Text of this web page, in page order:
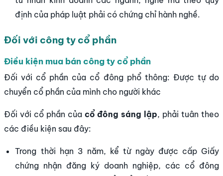
định của pháp luật phải có chứng chỉ hành nghề.
Đối với công ty cổ phần
Điều kiện mua bán công ty cổ phần
Đối với cổ phần của cổ đông phổ thông: Được tự do
chuyển cổ phần của mình cho người khác
Đối với cổ phần của cổ đông sáng lập, phải tuân theo
các điều kiện sau đây:
Trong thời hạn 3 năm, kể từ ngày được cấp Giấy
chứng nhận đăng ký doanh nghiệp, các cổ đông